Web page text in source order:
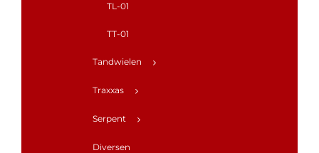
TL-01
TT-01
Tandwielen
Traxxas
Serpent
Diversen